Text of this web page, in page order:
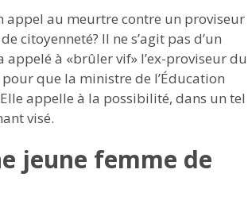
appel au meurtre contre un proviseur
citoyenneté? Il ne s’agit pas d’un
appelé à «brûler vif» l’ex-proviseur du
que la ministre de l’Éducation
appelle à la possibilité, dans un tel
visé.
jeune femme de